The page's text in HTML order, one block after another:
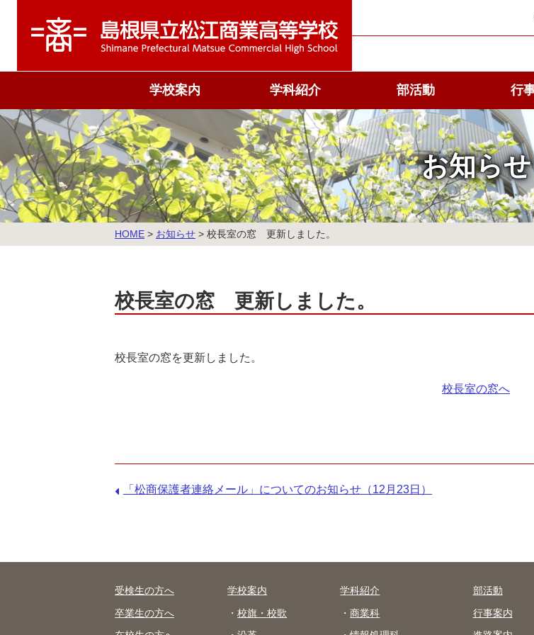
学校案内
校旗・校歌
沿革
概況
運営組織
教育課程表
学科紹介
商業科
情報処理科
国際ビジネス科
部活動 行
お知らせ
こ
の
ジ
の
HOME > お知らせ > 校長室の窓 更新しました。
校長室の窓 更新しました。
校長室の窓を更新しました。
校長室の窓へ
前
「松商保護者連絡メール」についてのお知らせ（12月23日）
受検生の方へ
卒業生の方へ
学校案内
校旗・校歌
学科紹介
商業科
部活動
行事案内